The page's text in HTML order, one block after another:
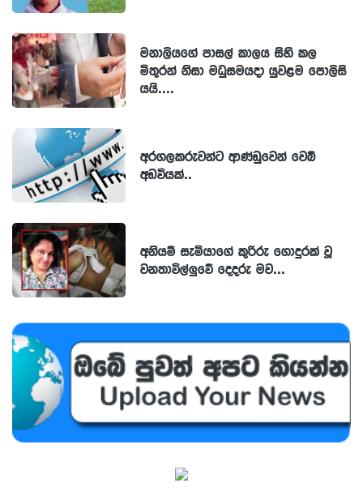
මනාලියගේ පාසල් කාලය සිහි කල
මිතුරන් නිසා මධුසමයදා යුවළම පොලිසි
යයි....
අරගලකරුවන්ට ආණ්ඩුවෙන් වෙබ්
අඩවියක්..
අනියම් සැමියාගේ කුරිරු ගොදුරක් වූ
වනතාවිල්ලුවේ දෙදරු මව...